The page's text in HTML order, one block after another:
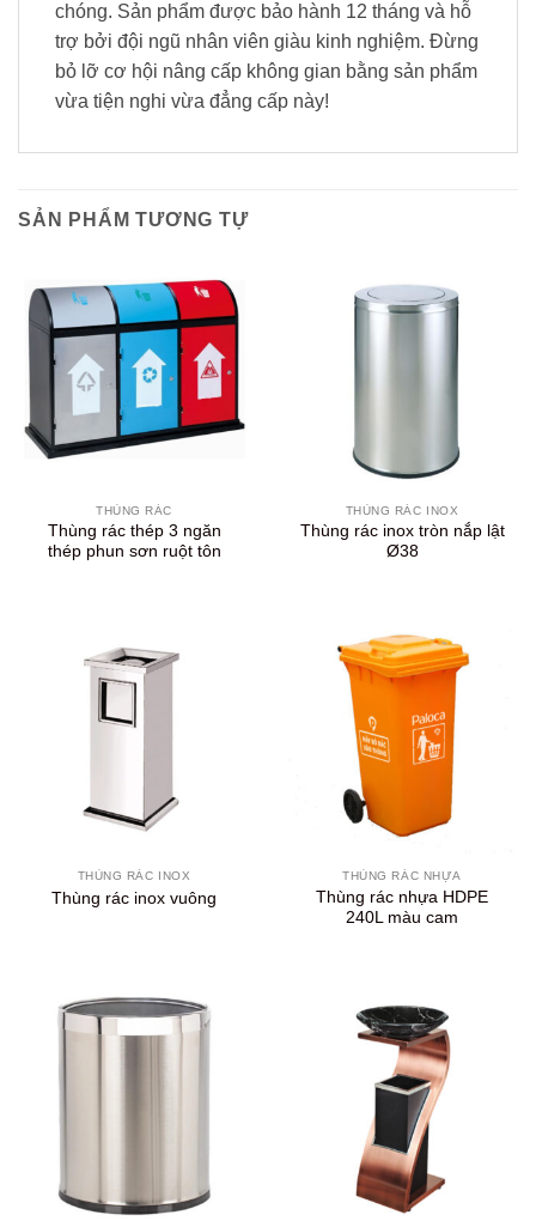
chóng. Sản phẩm được bảo hành 12 tháng và hỗ
trợ bởi đội ngũ nhân viên giàu kinh nghiệm. Đừng
bỏ lỡ cơ hội nâng cấp không gian bằng sản phẩm
vừa tiện nghi vừa đẳng cấp này!
SẢN PHẨM TƯƠNG TỰ
THÙNG RÁC
Thùng rác thép 3 ngăn
thép phun sơn ruột tôn
THÙNG RÁC INOX
Thùng rác inox tròn nắp lật
Ø38
THÙNG RÁC INOX
Thùng rác inox vuông
THÙNG RÁC NHỰA
Thùng rác nhựa HDPE
240L màu cam